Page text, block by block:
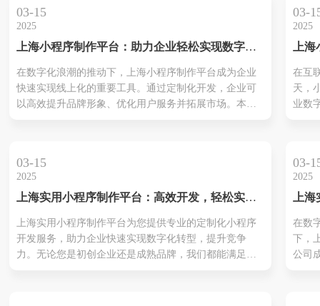
03-15
2025
上海小程序制作平台：助力企业轻松实现数字化
在数字化浪潮的推动下，上海小程序制作平台成为企业
快速实现线上化的重要工具。通过定制化开发，企业可
以高效提升品牌形象、优化用户服务并拓展市场。本文
03-
2025
上海
转型
在互
天，
业数
验，
能，
增长
03-15
2025
上海实用小程序制作平台：高效开发，轻松实现
上海实用小程序制作平台为您提供专业的定制化小程序
开发服务，助力企业快速实现数字化转型，提升竞争
力。无论您是初创企业还是成熟品牌，我们都能满足您
03-
2025
上海
数字
在数
下，
公司